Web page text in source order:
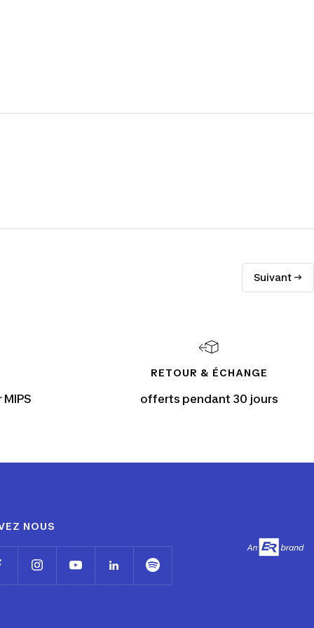
Suivant →
RETOUR & ÉCHANGE
offerts pendant 30 jours
NOUS